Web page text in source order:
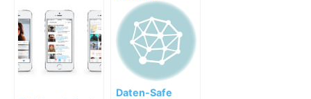
Schweiz
funktionierender
Verschlüsselungslösung
Daten-Safe